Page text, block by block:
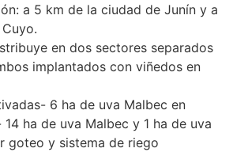
a 5 km de la ciudad de Junín y a
en dos sectores separados
implantados con viñedos en
6 ha de uva Malbec en
ha de uva Malbec y 1 ha de uva
goteo y sistema de riego